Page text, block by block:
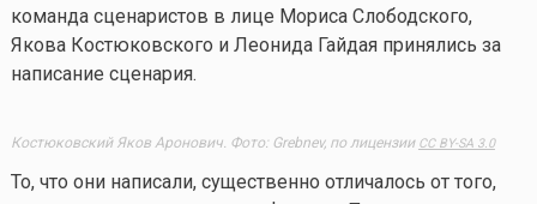
команда сценаристов в лице Мориса Слободского,
Якова Костюковского и Леонида Гайдая принялись за
написание сценария.
Костюковский Яков Аронович. Фото: Grebnev, по лицензии CC BY-SA 3.0
То, что они написали, существенно отличалось от того,